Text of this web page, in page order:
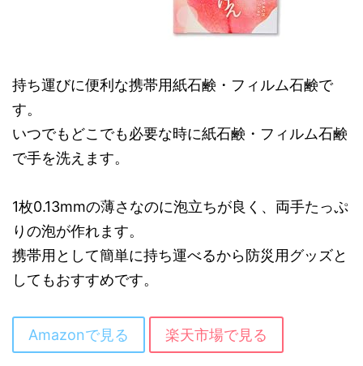
持ち運びに便利な携帯用紙石鹸・フィルム石鹸で
す。
いつでもどこでも必要な時に紙石鹸・フィルム石鹸
で手を洗えます。
1枚0.13mmの薄さなのに泡立ちが良く、両手たっぷ
りの泡が作れます。
携帯用として簡単に持ち運べるから防災用グッズと
してもおすすめです。
Amazonで見る 楽天市場で見る